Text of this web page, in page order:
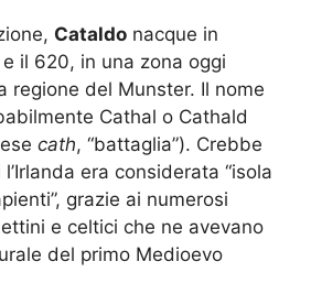
Cataldo nacque in
il 620, in una zona oggi
regione del Munster. Il nome
Cathal o Cathald
cath, “battaglia”). Crebbe
l’Irlanda era considerata “isola
grazie ai numerosi
e celtici che ne avevano
del primo Medioevo